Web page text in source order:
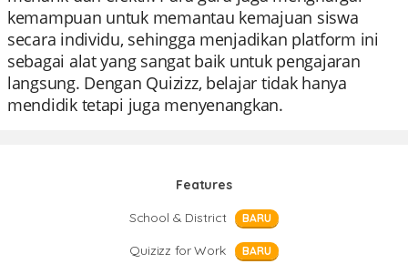
kemampuan untuk memantau kemajuan siswa
secara individu, sehingga menjadikan platform ini
sebagai alat yang sangat baik untuk pengajaran
langsung. Dengan Quizizz, belajar tidak hanya
mendidik tetapi juga menyenangkan.
Features
School & District
BARU
Quizizz for Work BARU